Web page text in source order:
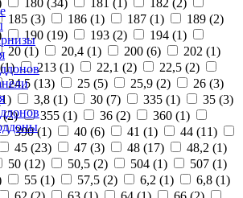
185 (3) 186 (1) 187 (1) 189 (2)
190 (19) 193 (2) 194 (1)
20 (1) 20,4 (1) 200 (6) 202 (1)
1) 213 (1) 22,1 (2) 22,5 (2)
24,5 (13) 25 (5) 25,9 (2) 26 (3)
1) 3,8 (1) 30 (7) 335 (1) 35 (3)
(2) 355 (1) 36 (2) 360 (1)
390 (1) 40 (6) 41 (1) 44 (11)
45 (23) 47 (3) 48 (17) 48,2 (1)
50 (12) 50,5 (2) 504 (1) 507 (1)
55 (1) 57,5 (2) 6,2 (1) 6,8 (1)